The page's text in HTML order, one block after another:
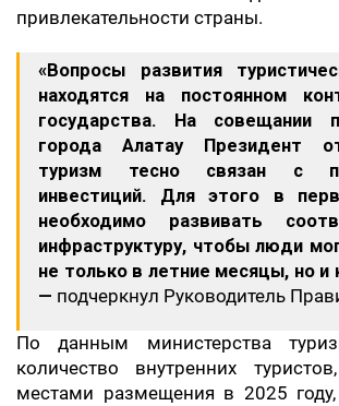
привлекательности страны.
«Вопросы развития
находятся на постоянном
государства. На совещании
города Алатау Президент
туризм тесно связан с
инвестиций. Для этого в
необходимо развивать
инфраструктуру, чтобы люди
не только в летние месяцы, но и
— подчеркнул Руководитель
По данным министерства
количество внутренних
местами размещения в 2025